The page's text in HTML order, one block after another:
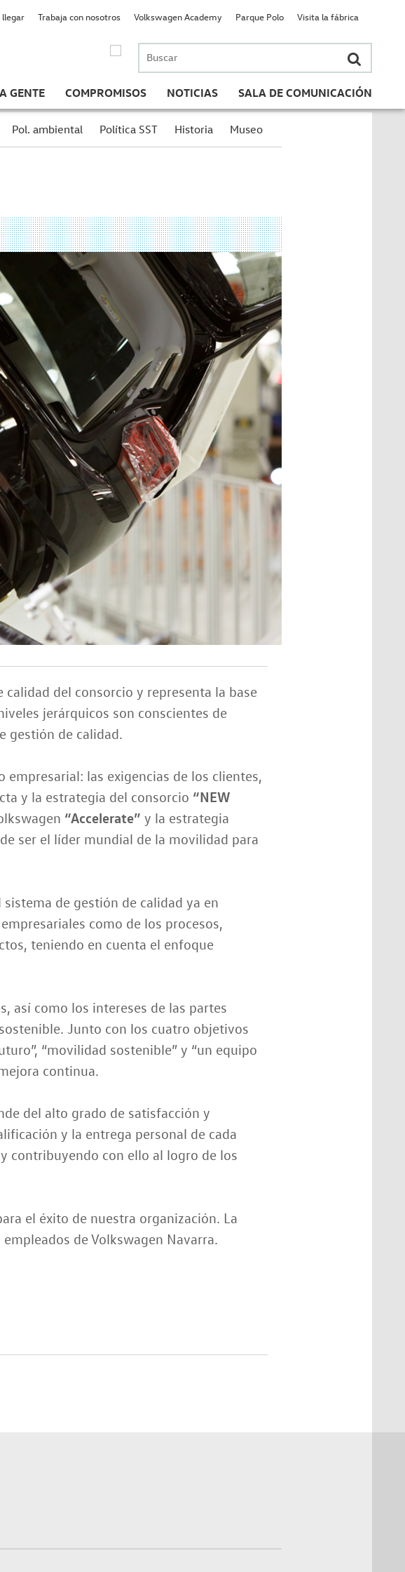
Buscar
por:
GENTE COMPROMISOS NOTICIAS SALA DE COMUNICACIÓN
llegar Trabaja con nosotros Volkswagen Academy Parque Polo Visita la fábrica
Pol. ambiental Política SST Historia Museo
del consorcio y representa la base
jerárquicos son conscientes de
gestión de calidad.
las exigencias de los clientes,
y la estrategia del consorcio “NEW
“Accelerate” y la estrategia
ser el líder mundial de la movilidad para
de gestión de calidad ya en
como de los procesos,
teniendo en cuenta el enfoque
así como los intereses de las partes
Junto con los cuatro objetivos
“movilidad sostenible” y “un equipo
continua.
del alto grado de satisfacción y
y la entrega personal de cada
contribuyendo con ello al logro de los
el éxito de nuestra organización. La
de Volkswagen Navarra.